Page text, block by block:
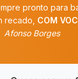
E tenho
”